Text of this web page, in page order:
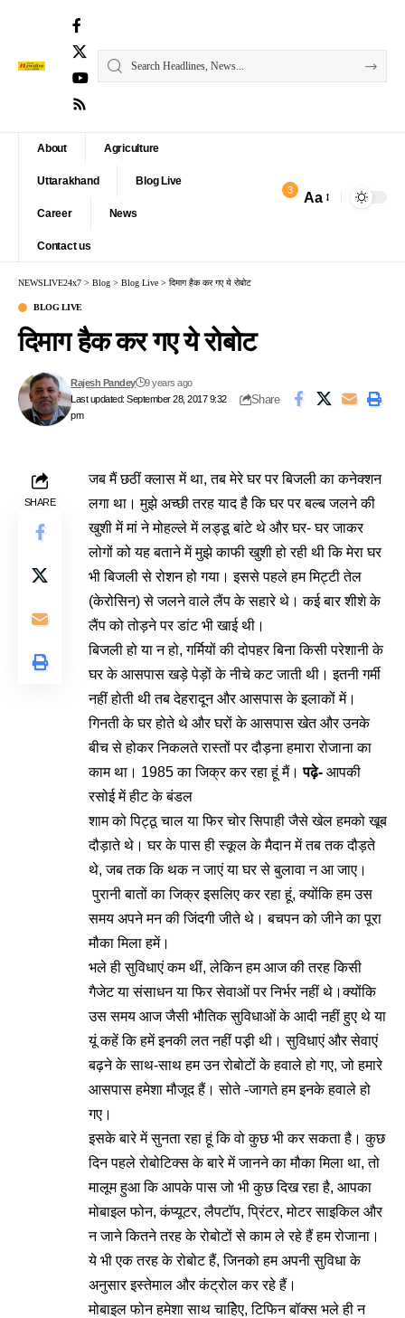
About Agriculture
Uttarakhand Blog Live
Career News
Contact us
3 Aa
NEWSLIVE24x7 > Blog > Blog Live > दिमाग हैक कर गए ये रोबोट
BLOG LIVE
दिमाग हैक कर गए ये रोबोट
Last updated: September 28, 2017 9:32
pm
Rajesh Pandey 9 years ago
Share
SHARE
जब मैं छठीं क्लास में था, तब मेरे घर पर बिजली का कनेक्शन
लगा था। मुझे अच्छी तरह याद है कि घर पर बल्ब जलने की
खुशी में मां ने मोहल्ले में लड्डू बांटे थे और घर- घर जाकर
लोगों को यह बताने में मुझे काफी खुशी हो रही थी कि मेरा घर
भी बिजली से रोशन हो गया। इससे पहले हम मिट्टी तेल
(केरोसिन) से जलने वाले लैंप के सहारे थे। कई बार शीशे के
लैंप को तोड़ने पर डांट भी खाई थी।
बिजली हो या न हो, गर्मियों की दोपहर बिना किसी परेशानी के
घर के आसपास खड़े पेड़ों के नीचे कट जाती थी। इतनी गर्मी
नहीं होती थी तब देहरादून और आसपास के इलाकों में।
गिनती के घर होते थे और घरों के आसपास खेत और उनके
बीच से होकर निकलते रास्तों पर दौड़ना हमारा रोजाना का
काम था। 1985 का जिक्र कर रहा हूं मैं।पढ़े- आपकी
रसोई में हीट के बंडल
शाम को पिट्ठू चाल या फिर चोर सिपाही जैसे खेल हमको खूब
दौड़ाते थे। घर के पास ही स्कूल के मैदान में तब तक दौड़ते
थे, जब तक कि थक न जाएं या घर से बुलावा न आ जाए।
पुरानी बातों का जिक्र इसलिए कर रहा हूं, क्योंकि हम उस
समय अपने मन की जिंदगी जीते थे। बचपन को जीने का पूरा
मौका मिला हमें।
भले ही सुविधाएं कम थीं, लेकिन हम आज की तरह किसी
गैजेट या संसाधन या फिर सेवाओं पर निर्भर नहीं थे।क्योंकि
उस समय आज जैसी भौतिक सुविधाओं के आदी नहीं हुए थे या
यूं कहें कि हमें इनकी लत नहीं पड़़ी थी। सुविधाएं और सेवाएं
बढ़ने के साथ-साथ हम उन रोबोटों के हवाले हो गए, जो हमारे
आसपास हमेशा मौजूद हैं। सोते -जागते हम इनके हवाले हो
गए।
इसके बारे में सुनता रहा हूं कि वो कुछ भी कर सकता है। कुछ
दिन पहले रोबोटिक्स के बारे में जानने का मौका मिला था, तो
मालूम हुआ कि आपके पास जो भी कुछ दिख रहा है, आपका
मोबाइल फोन, कंप्यूटर, लैपटॉप, प्रिंटर, मोटर साइकिल और
न जाने कितने तरह के रोबोटों से काम ले रहे हैं हम रोजाना।
ये भी एक तरह के रोबोट हैं, जिनको हम अपनी सुविधा के
अनुसार इस्तेमाल और कंट्रोल कर रहे हैं।
मोबाइल फोन हमेशा साथ चाहिेए, टिफिन बॉक्स भले ही न